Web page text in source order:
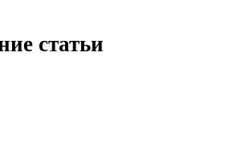
статьи